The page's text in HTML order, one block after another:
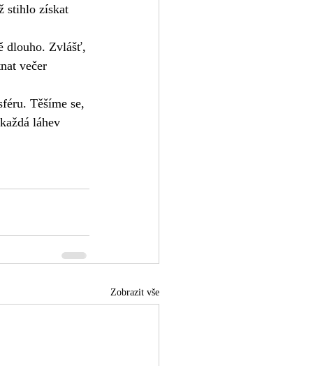
stihlo získat
dlouho. Zvlášť,
večer
Těšíme se,
láhev
Zobrazit vše